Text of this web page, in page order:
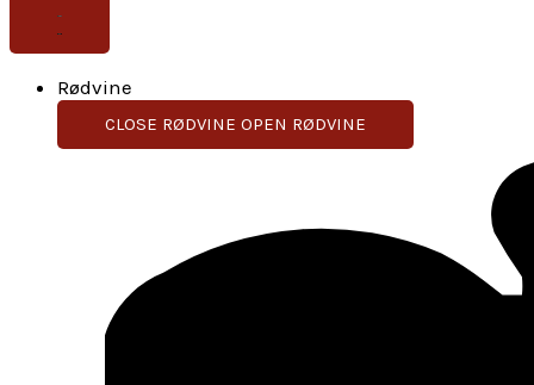
Rødvine
CLOSE RØDVINE OPEN RØDVINE